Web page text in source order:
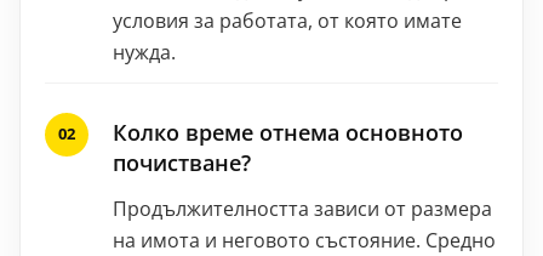
условия за работата, от която имате
нужда.
Колко време отнема основното
почистване?
Продължителността зависи от размера
на имота и неговото състояние. Средно